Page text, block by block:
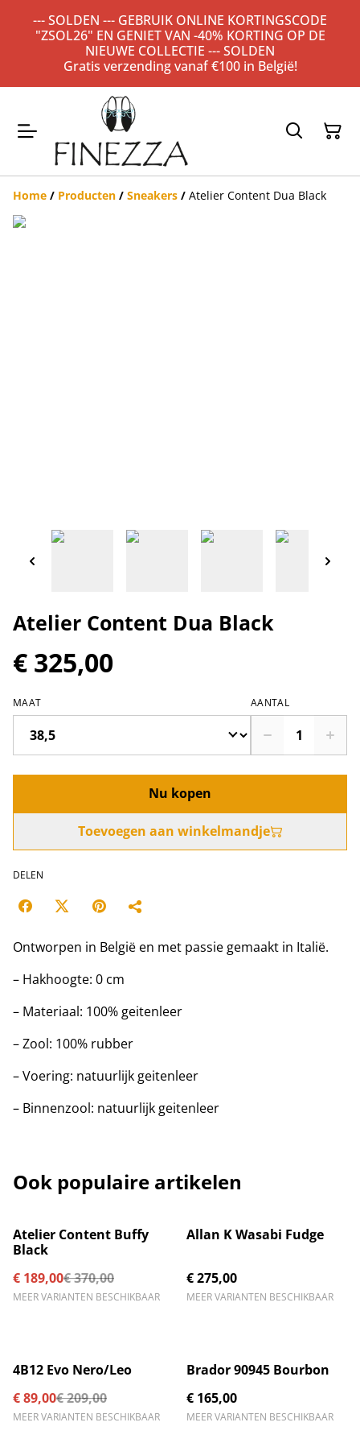
--- SOLDEN --- GEBRUIK ONLINE KORTINGSCODE
"ZSOL26" EN GENIET VAN -40% KORTING OP DE
NIEUWE COLLECTIE --- SOLDEN
Gratis verzending vanaf €100 in België!
Home / Producten / Sneakers / Atelier Content Dua Black
Atelier Content Dua Black
€ 325,00
MAAT AANTAL
Nu kopen
Toevoegen aan winkelmandje
DELEN
Ontworpen in België en met passie gemaakt in Italië.
– Hakhoogte: 0 cm
– Materiaal: 100% geitenleer
– Zool: 100% rubber
– Voering: natuurlijk geitenleer
– Binnenzool: natuurlijk geitenleer
Ook populaire artikelen
%
Atelier Content Buffy
Black
€ 189,00€ 370,00
MEER VARIANTEN BESCHIKBAAR
Allan K Wasabi Fudge
€ 275,00
MEER VARIANTEN BESCHIKBAAR
%
4B12 Evo Nero/Leo
€ 89,00€ 209,00
MEER VARIANTEN BESCHIKBAAR
Brador 90945 Bourbon
€ 165,00
MEER VARIANTEN BESCHIKBAAR